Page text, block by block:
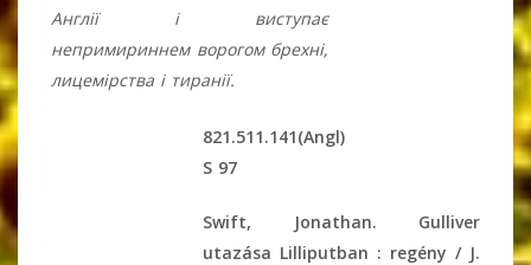
Англії і виступає
непримириннем ворогом брехні,
лицемірства і тиранії.
821.511.141(Angl)
S 97
Swift, Jonathan. Gulliver
utazása Lilliputban : regény / J.